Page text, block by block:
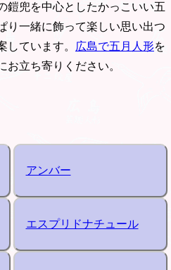
鎧兜を中心としたかっこいい五
り一緒に飾って楽しい思い出つ
しています。
広島で五月人形を
お立ち寄りください。
アンバー
エスプリドナチュール